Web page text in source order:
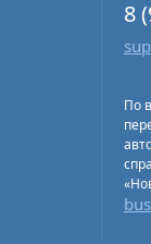
8
По